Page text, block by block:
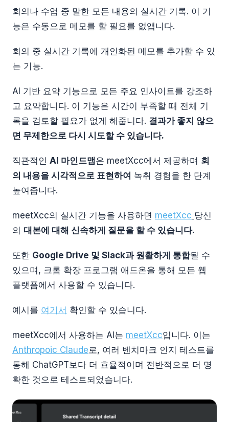
회의나 수업 중 말한 모든 내용의 실시간 기록. 이 기
능은 수동으로 메모를 할 필요를 없앱니다.
회의 중 실시간 기록에 개인화된 메모를 추가할 수 있
는 기능.
AI 기반 요약 기능으로 모든 주요 인사이트를 강조하
고 요약합니다. 이 기능은 시간이 부족할 때 전체 기
록을 검토할 필요가 없게 해줍니다. 결과가 좋지 않으
면 무제한으로 다시 시도할 수 있습니다.
직관적인 AI 마인드맵은 meetXcc에서 제공하며 회
의 내용을 시각적으로 표현하여 녹취 경험을 한 단계
높여줍니다.
meetXcc의 실시간 기능을 사용하면 meetXcc 당신
의 대본에 대해 신속하게 질문을 할 수 있습니다.
또한 Google Drive 및 Slack과 원활하게 통합될 수
있으며, 크롬 확장 프로그램 애드온을 통해 모든 웹
플랫폼에서 사용할 수 있습니다.
예시를 여기서 확인할 수 있습니다.
meetXcc에서 사용하는 AI는 meetXcc입니다. 이는
Anthropoic Claude 로, 여러 벤치마크 인지 테스트를
통해 ChatGPT보다 더 효율적이며 전반적으로 더 명
확한 것으로 테스트되었습니다.